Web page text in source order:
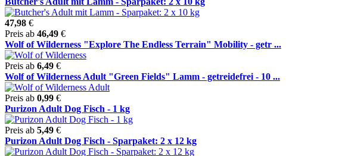
47,98 €
Preis ab 46,49 €
Wolf of Wilderness "Explore The Endless Terrain" Mobility - getr ...
Preis ab 6,49 €
Wolf of Wilderness Adult "Green Fields" Lamm - getreidefrei - 10 ...
Preis ab 0,99 €
Purizon Adult Dog Fisch - 1 kg
Preis ab 5,49 €
Purizon Adult Dog Fisch - Sparpaket: 2 x 12 kg